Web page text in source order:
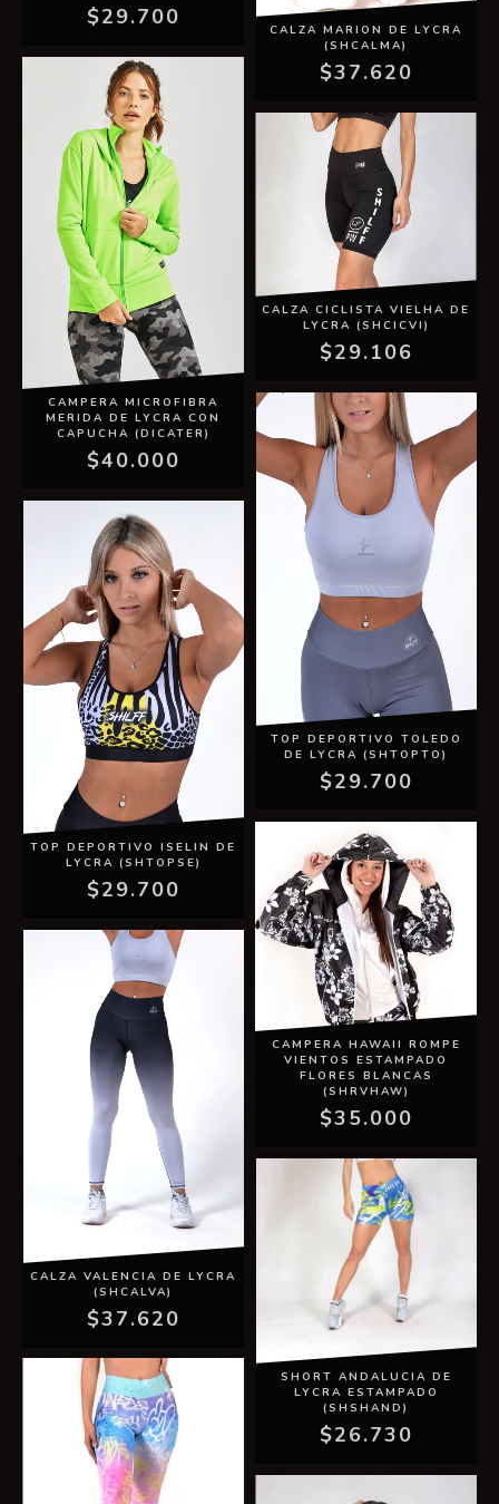
$29.700
CALZA MARION DE LYCRA
(SHCALMA)
$37.620
CAMPERA MICROFIBRA
MERIDA DE LYCRA CON
CAPUCHA (DICATER)
$40.000
CALZA CICLISTA VIELHA DE
LYCRA (SHCICVI)
$29.106
TOP DEPORTIVO ISELIN DE
LYCRA (SHTOPSE)
$29.700
TOP DEPORTIVO TOLEDO
DE LYCRA (SHTOPTO)
$29.700
CALZA VALENCIA DE LYCRA
(SHCALVA)
$37.620
CAMPERA HAWAII ROMPE
VIENTOS ESTAMPADO
FLORES BLANCAS
(SHRVHAW)
$35.000
SHORT ANDALUCIA DE
LYCRA ESTAMPADO
(SHSHAND)
$26.730